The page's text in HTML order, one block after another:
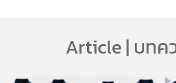
Article | บทค